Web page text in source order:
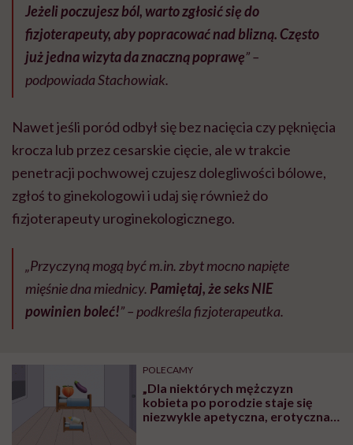
Jeżeli poczujesz ból, warto zgłosić się do
fizjoterapeuty, aby popracować nad blizną. Często
już jedna wizyta da znaczną poprawę” –
podpowiada Stachowiak.
Nawet jeśli poród odbył się bez nacięcia czy pęknięcia
krocza lub przez cesarskie cięcie, ale w trakcie
penetracji pochwowej czujesz dolegliwości bólowe,
zgłoś to ginekologowi i udaj się również do
fizjoterapeuty uroginekologicznego.
„Przyczyną mogą być m.in. zbyt mocno napięte
mięśnie dna miednicy. Pamiętaj, że seks NIE
powinien boleć!” – podkreśla fizjoterapeutka.
POLECAMY
„Dla niektórych mężczyzn
kobieta po porodzie staje się
niezwykle apetyczna, erotyczna,